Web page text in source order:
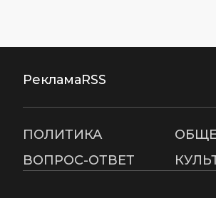
РекламаRSS
ПОЛИТИКА
ВОПРОС-ОТВЕТ